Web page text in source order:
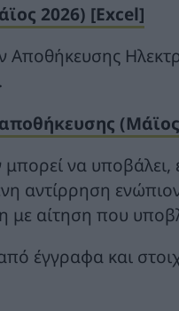
2026) [Excel]
Αποθήκευσης
να
αντίρρηση
με αίτηση που
έγγραφα και